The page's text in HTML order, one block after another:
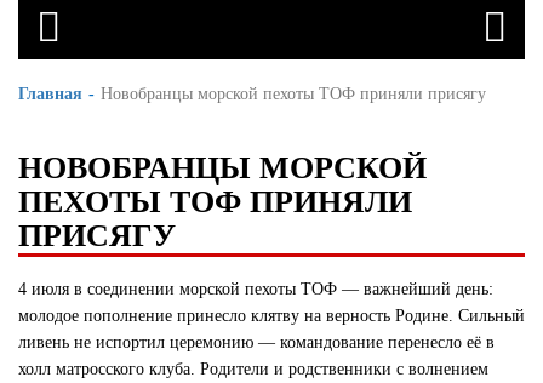
Главная Новобранцы морской пехоты ТОФ приняли присягу
НОВОБРАНЦЫ МОРСКОЙ
ПЕХОТЫ ТОФ ПРИНЯЛИ
ПРИСЯГУ
4 июля в соединении морской пехоты ТОФ — важнейший день:
молодое пополнение принесло клятву на верность Родине. Сильный
ливень не испортил церемонию — командование перенесло её в
холл матросского клуба. Родители и родственники с волнением